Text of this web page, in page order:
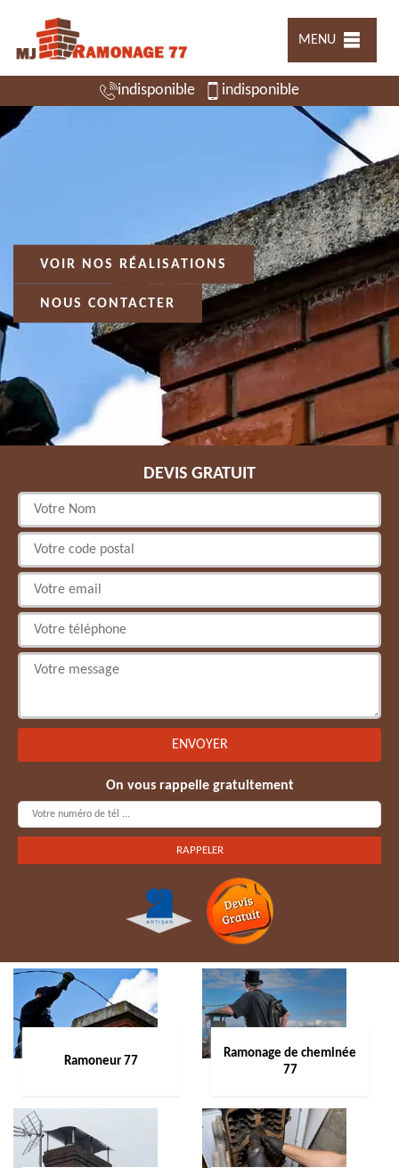
MENU
indisponible indisponible
VOIR NOS RÉALISATIONS
NOUS CONTACTER
DEVIS GRATUIT
On vous rappelle gratuitement
Ramoneur 77
Ramonage de cheminée
77